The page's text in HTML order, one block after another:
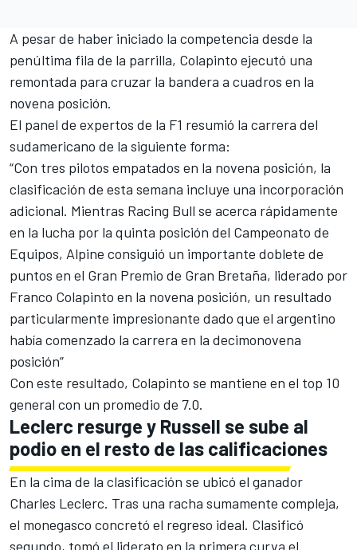
A pesar de haber iniciado la competencia desde la
penúltima fila de la parrilla, Colapinto ejecutó una
remontada para cruzar la bandera a cuadros en la
novena posición.
El panel de expertos de la F1 resumió la carrera del
sudamericano de la siguiente forma:
“Con tres pilotos empatados en la novena posición, la
clasificación de esta semana incluye una incorporación
adicional. Mientras Racing Bull se acerca rápidamente
en la lucha por la quinta posición del Campeonato de
Equipos, Alpine consiguió un importante doblete de
puntos en el Gran Premio de Gran Bretaña, liderado por
Franco Colapinto en la novena posición, un resultado
particularmente impresionante dado que el argentino
había comenzado la carrera en la decimonovena
posición”
Con este resultado, Colapinto se mantiene en el top 10
general con un promedio de 7.0.
Leclerc resurge y Russell se sube al
podio en el resto de las calificaciones
En la cima de la clasificación se ubicó el ganador
Charles Leclerc. Tras una racha sumamente compleja,
el monegasco concretó el regreso ideal. Clasificó
segundo, tomó el liderato en la primera curva el